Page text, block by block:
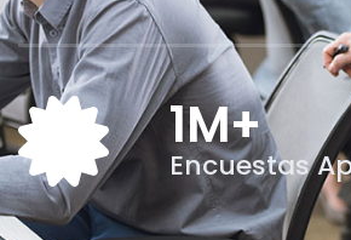
1M+
Encuestas